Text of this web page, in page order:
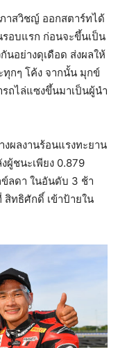
าสวิชญ์ ออกสตาร์ทได้
อบแรก ก่อนจะขึ้นเป็น
นอย่างดุเดือด ส่งผลให้
กๆ โค้ง จากนั้น มุกข์
ถไล่แซงขึ้นมาเป็นผู้นำ
ผลงานร้อนแรงทะยาน
ชนะเพียง 0.879
ลดา ในอันดับ 3 ช้า
สิทธิศักดิ์ เข้าป้ายใน